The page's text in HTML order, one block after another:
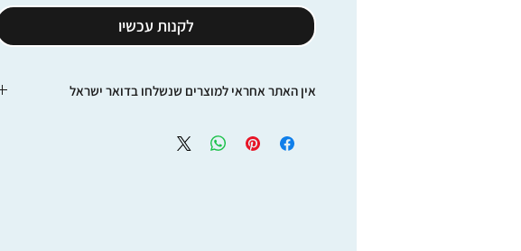
לקנות עכשיו
אין האתר אחראי למוצרים שנשלחו בדואר ישראל
ישראל סובלים מעיכובים רבים יחסית ואפילו מאבדן. לכן אנו